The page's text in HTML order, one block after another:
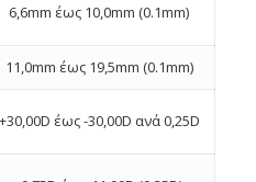
6,6mm έως 10,0mm (0.1mm)
11,0mm έως 19,5mm (0.1mm)
+30,00D έως -30,00D ανά 0,25D